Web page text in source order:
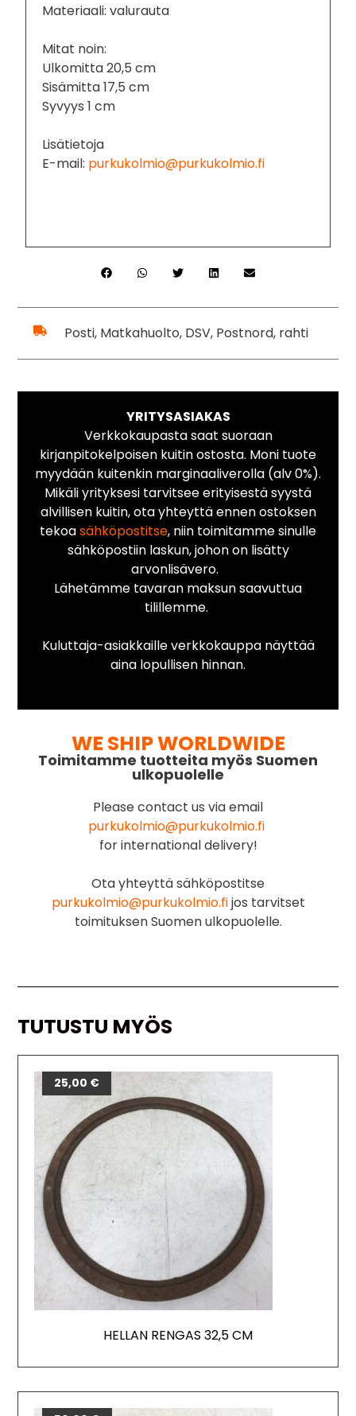
Materiaali: valurauta
Mitat noin:
Ulkomitta 20,5 cm
Sisämitta 17,5 cm
Syvyys 1 cm
Lisätietoja
E-mail: purkukolmio@purkukolmio.fi
Posti, Matkahuolto, DSV, Postnord, rahti
YRITYSASIAKAS
Verkkokaupasta saat suoraan
kirjanpitokelpoisen kuitin ostosta. Moni tuote
myydään kuitenkin marginaaliverolla (alv 0%).
Mikäli yrityksesi tarvitsee erityisestä syystä
alvillisen kuitin, ota yhteyttä ennen ostoksen
tekoasähköpostitse, niin toimitamme sinulle
sähköpostiin laskun, johon on lisätty
arvonlisävero.
Lähetämme tavaran maksun saavuttua
tilillemme.
Kuluttaja-asiakkaille verkkokauppa näyttää
aina lopullisen hinnan.
WE SHIP WORLDWIDE
Toimitamme tuotteita myös Suomen
ulkopuolelle
Please contact us via email
purkukolmio@purkukolmio.fi
for international delivery!
Ota yhteyttä sähköpostitse
purkukolmio@purkukolmio.fijos tarvitset
toimituksen Suomen ulkopuolelle.
TUTUSTU MYÖS
HELLAN RENGAS 32,5 CM
25,00 €